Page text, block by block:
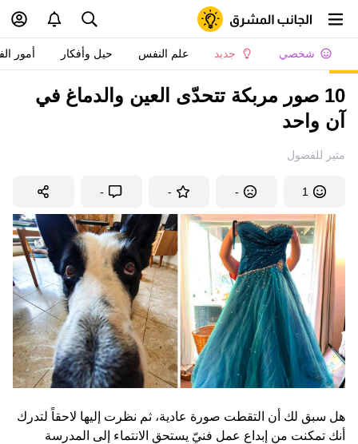
شخصي جديد علم النفس حيل وأفكار أمور
10 صور مربكة تتحدّى العين والدماغ في
آن واحد
مثير للفضول
1
-
-
-
هل سبق لك أن التقطت صورة عادية، ثم نظرت إليها لاحقاً لتدرك
أنك تمكنت من إبداع عمل فنيّ يستحق الانتماء إلى المدرسة